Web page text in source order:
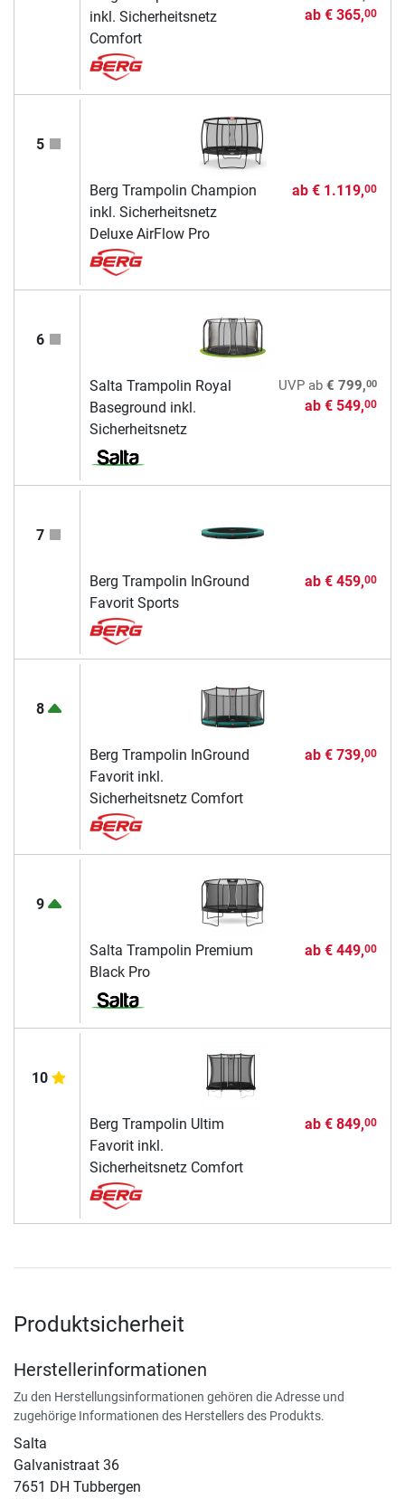
inkl. Sicherheitsnetz
Comfort
ab € 365,00
5
Berg Trampolin Champion
inkl. Sicherheitsnetz
Deluxe AirFlow Pro
ab € 1.119,00
6
Salta Trampolin Royal
Baseground inkl.
Sicherheitsnetz
UVPab € 799,00
ab € 549,00
7
Berg Trampolin InGround
Favorit Sports
ab € 459,00
8
Berg Trampolin InGround
Favorit inkl.
Sicherheitsnetz Comfort
ab € 739,00
9
Salta Trampolin Premium
Black Pro
ab € 449,00
10
Berg Trampolin Ultim
Favorit inkl.
Sicherheitsnetz Comfort
ab € 849,00
Produktsicherheit
Herstellerinformationen
Zu den Herstellungsinformationen gehören die Adresse und
zugehörige Informationen des Herstellers des Produkts.
Salta
Galvanistraat 36
7651 DH Tubbergen